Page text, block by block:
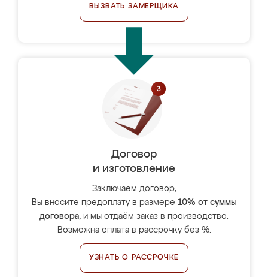
ВЫЗВАТЬ ЗАМЕРЩИКА
Договор
и изготовление
Заключаем договор,
Вы вносите предоплату в размере 10% от суммы
договора, и мы отдаём заказ в производство.
Возможна оплата в рассрочку без %.
УЗНАТЬ О РАССРОЧКЕ